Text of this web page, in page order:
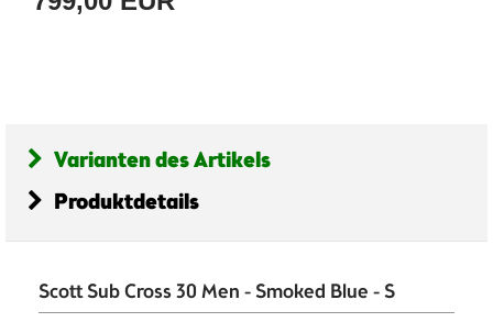
Varianten des Artikels
Produktdetails
Scott Sub Cross 30 Men - Smoked Blue - S